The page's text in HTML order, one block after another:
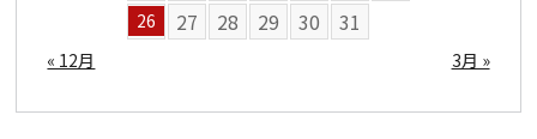
26 27 28 29 30 31
« 12月 3月 »